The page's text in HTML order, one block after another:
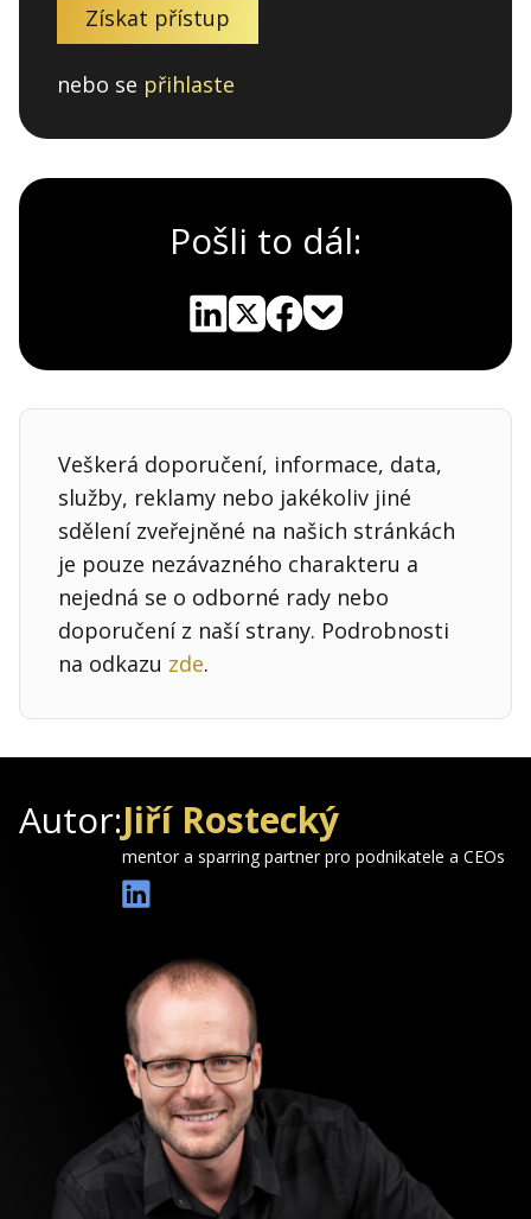
Získat přístup
nebo se přihlaste
Pošli to dál:
Veškerá doporučení, informace, data,
služby, reklamy nebo jakékoliv jiné
sdělení zveřejněné na našich stránkách
je pouze nezávazného charakteru a
nejedná se o odborné rady nebo
doporučení z naší strany. Podrobnosti
na odkazu zde.
Autor:Jiří Rostecký
mentor a sparring partner pro podnikatele a CEOs